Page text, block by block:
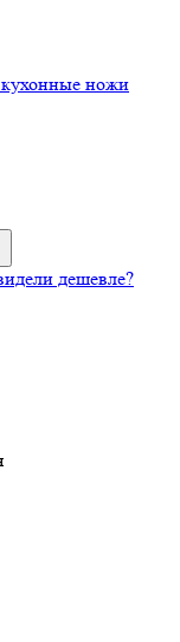
ножи
дешевле?